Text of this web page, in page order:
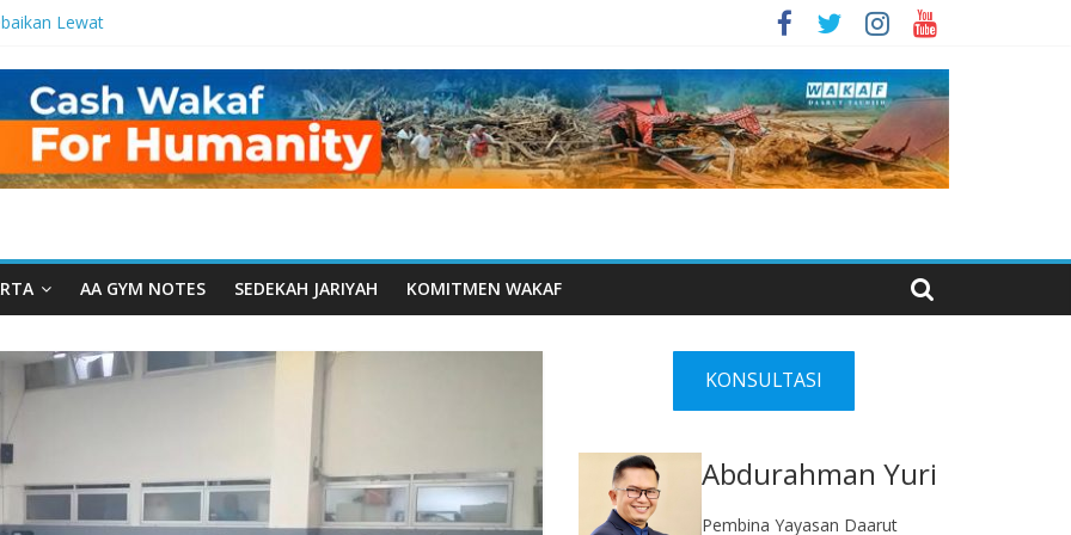
Lewat
Manfaat
dari Serua:
Yayasan
Daarut Tauhiid
Ketika
Dakwah, Wakaf
AA GYM NOTES SEDEKAH JARIYAH KOMITMEN WAKAF
KONSULTASI
Abdurahman Yuri
Pembina Yayasan Daarut